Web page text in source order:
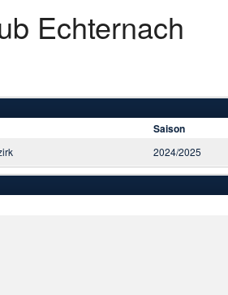
Echternach
Saison
2024/2025